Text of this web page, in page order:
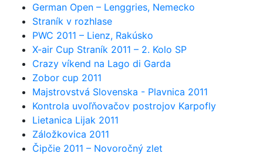
German Open – Lenggries, Nemecko
Straník v rozhlase
PWC 2011 – Lienz, Rakúsko
X-air Cup Straník 2011 – 2. Kolo SP
Crazy víkend na Lago di Garda
Zobor cup 2011
Majstrovstvá Slovenska - Plavnica 2011
Kontrola uvoľňovačov postrojov Karpofly
Lietanica Lijak 2011
Záložkovica 2011
Čipčie 2011 – Novoročný zlet